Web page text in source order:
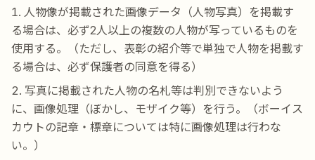
人物像が掲載された画像データ（人物写真）を掲載す
る場合は、必ず2人以上の複数の人物が写っているものを
使用する。（ただし、表彰の紹介等で単独で人物を掲載す
る場合は、必ず保護者の同意を得る）
写真に掲載された人物の名札等は判別できないよう
に、画像処理（ぼかし、モザイク等）を行う。（ボーイス
カウトの記章・標章については特に画像処理は行わな
い。）